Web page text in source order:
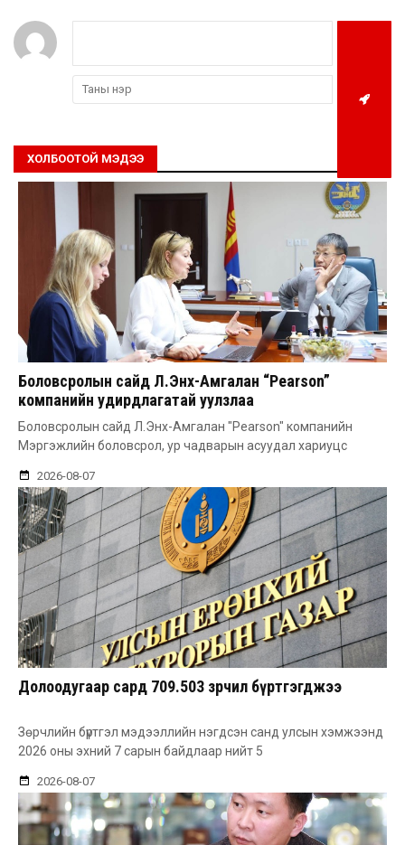
ХОЛБООТОЙ МЭДЭЭ
Боловсролын сайд Л.Энх-Амгалан “Pearson”
компанийн удирдлагатай уулзлаа
Боловсролын сайд Л.Энх-Амгалан "Pearson" компанийн
Мэргэжлийн боловсрол, ур чадварын асуудал хариуцс
2026-08-07
Долоодугаар сард 709.503 зөрчил бүртгэгджээ
Зөрчлийн бүртгэл мэдээллийн нэгдсэн санд улсын хэмжээнд
2026 оны эхний 7 сарын байдлаар нийт 5
2026-08-07